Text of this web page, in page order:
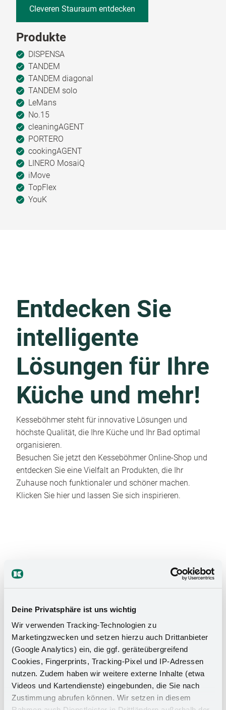
Deine Privatsphäre ist uns wichtig
Wir verwenden Tracking-Technologien zu
Marketingzwecken und setzen hierzu auch Drittanbieter
(Google Analytics) ein, die ggf. geräteübergreifend
Cookies, Fingerprints, Tracking-Pixel und IP-Adressen
nutzen. Zudem haben wir weitere externe Inhalte (etwa
Videos und Kartendienste) eingebunden, die Sie nach
Zustimmung abrufen können. Wir setzen in diesem
Cleveren Stauraum entdecken
Produkte
DISPENSA
TANDEM
TANDEM diagonal
TANDEM solo
LeMans
No.15
cleaningAGENT
PORTERO
cookingAGENT
LINERO MosaiQ
iMove
TopFlex
YouK
Entdecken Sie
intelligente
Lösungen für Ihre
Küche und mehr!
Kesseböhmer steht für innovative Lösungen und
höchste Qualität, die Ihre Küche und Ihr Bad optimal
organisieren.
Besuchen Sie jetzt den Kesseböhmer Online-Shop und
entdecken Sie eine Vielfalt an Produkten, die Ihr
Zuhause noch funktionaler und schöner machen.
Klicken Sie hier und lassen Sie sich inspirieren.
Das Stauraumwunder für Ihr
Badezimmer